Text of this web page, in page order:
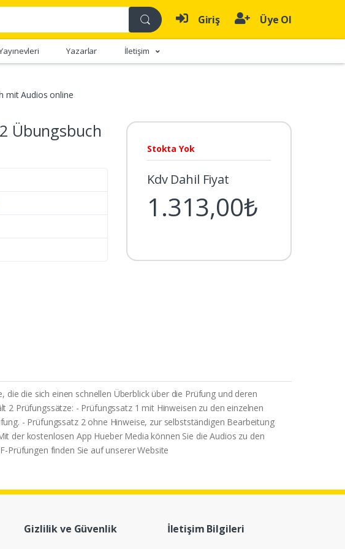
Giriş Üye Ol
Yazarlar İletişim
mit Audios online
Übungsbuch
Stokta Yok
Kdv Dahil Fiyat
1.313,00₺
die sich einen schnellen Überblick über die Prüfung und deren
Prüfungssätze: - Prüfungssatz 1 mit Hinweisen zu den einzelnen
- Prüfungssatz 2 ohne Hinweise, zur selbstständigen Bearbeitung
der kostenlosen App Hueber Media können Sie die Audios zu den
finden Sie auf unserer Website
Gizlilik ve Güvenlik İletişim Bilgileri